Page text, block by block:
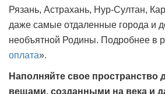
Рязань, Астрахань, Нур-Султан,
даже самые отдаленные города и
необъятной Родины. Подробнее в
оплата».
Наполняйте свое пространство
вещами, созданными на века и